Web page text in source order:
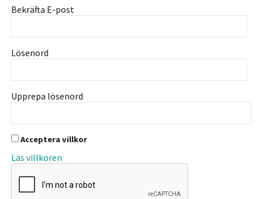
Bekräfta E-post
Lösenord
Upprepa lösenord
Acceptera villkor
Läs villkoren